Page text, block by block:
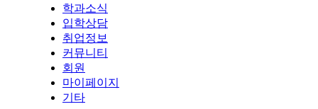
학과소식
입학상담
취업정보
커뮤니티
회원
마이페이지
기타